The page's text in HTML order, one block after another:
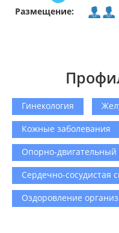
Размещение:
Гинекология
Кожные заболевания
Опорно-двигательный
Сердечно-сосудистая
Оздоровление